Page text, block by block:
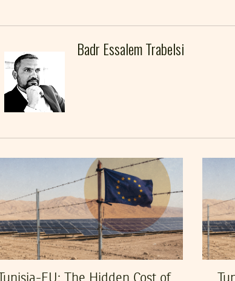
Badr Essalem Trabelsi